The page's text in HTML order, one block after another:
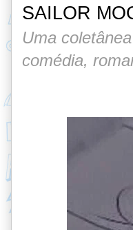
SAILOR
Uma
comédia,